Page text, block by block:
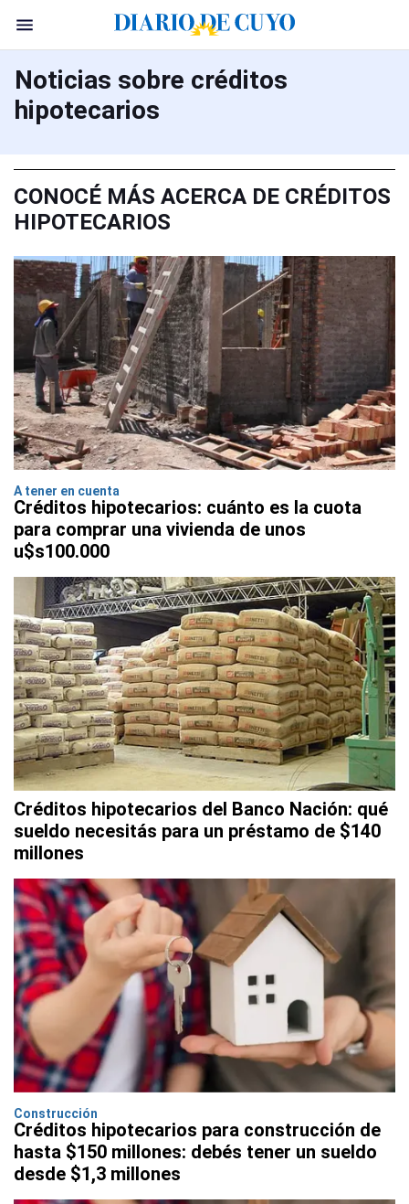
Noticias sobre créditos
hipotecarios
CONOCÉ MÁS ACERCA DE CRÉDITOS
HIPOTECARIOS
A tener en cuenta
Créditos hipotecarios: cuánto es la cuota
para comprar una vivienda de unos
u$s100.000
Créditos hipotecarios del Banco Nación: qué
sueldo necesitás para un préstamo de $140
millones
Construcción
Créditos hipotecarios para construcción de
hasta $150 millones: debés tener un sueldo
desde $1,3 millones